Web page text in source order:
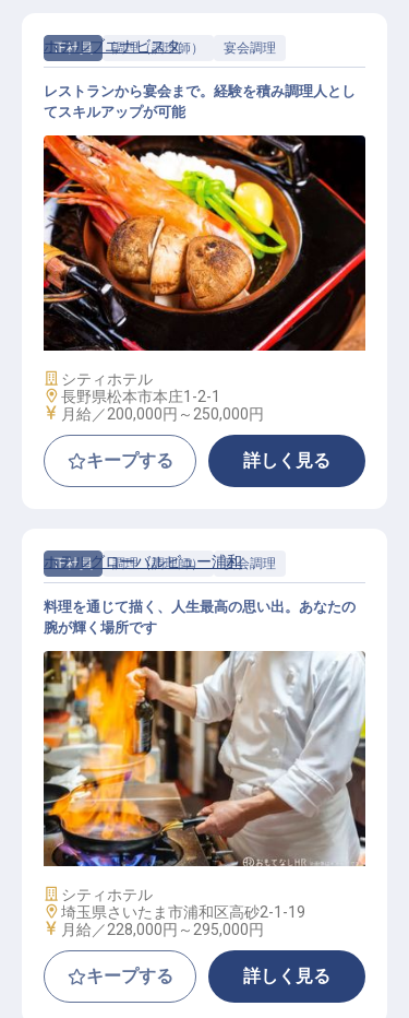
正社員 調理（調理師） 宴会調理
洋食調理スタッフ
ホテルブエナビスタ
レストランから宴会まで。経験を積み調理人とし
てスキルアップが可能
施設業態
シティホテル
勤務地
長野県松本市本庄1-2-1
給与
月給／200,000円～ 250,000円
キープする 詳しく見る
正社員 調理（調理師） 宴会調理
キッチンスタッフ（レストラン・宴
会場）
ホテルグローバルビュー浦和
料理を通じて描く、人生最高の思い出。あなたの
腕が輝く場所です
施設業態
シティホテル
勤務地
埼玉県さいたま市浦和区高砂2-1-19
給与
月給／228,000円～ 295,000円
キープする 詳しく見る